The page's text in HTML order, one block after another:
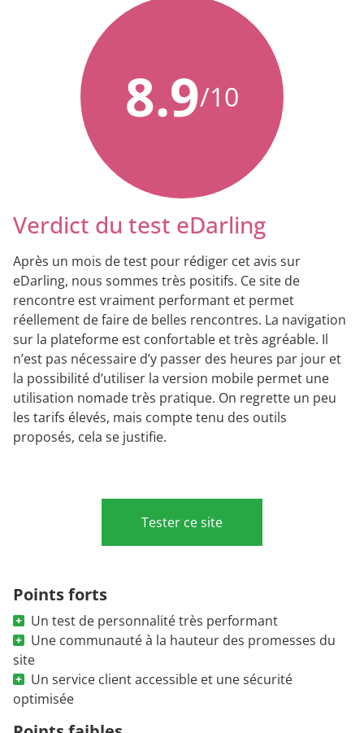
8.9/10
Verdict du test eDarling
Après un mois de test pour rédiger cet avis sur
eDarling, nous sommes très positifs. Ce site de
rencontre est vraiment performant et permet
réellement de faire de belles rencontres. La navigation
sur la plateforme est confortable et très agréable. Il
n’est pas nécessaire d’y passer des heures par jour et
la possibilité d’utiliser la version mobile permet une
utilisation nomade très pratique. On regrette un peu
les tarifs élevés, mais compte tenu des outils
proposés, cela se justifie.
Points forts
Un test de personnalité très performant
Une communauté à la hauteur des promesses du
site
Un service client accessible et une sécurité
optimisée
Tester ce site